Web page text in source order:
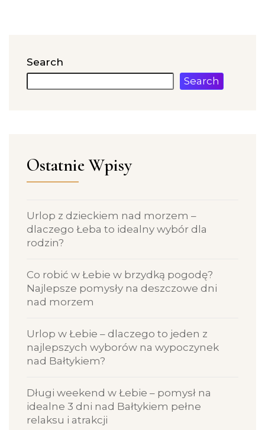
Search
Search
Ostatnie Wpisy
Urlop z dzieckiem nad morzem –
dlaczego Łeba to idealny wybór dla
rodzin?
Co robić w Łebie w brzydką pogodę?
Najlepsze pomysły na deszczowe dni
nad morzem
Urlop w Łebie – dlaczego to jeden z
najlepszych wyborów na wypoczynek
nad Bałtykiem?
Długi weekend w Łebie – pomysł na
idealne 3 dni nad Bałtykiem pełne
relaksu i atrakcji